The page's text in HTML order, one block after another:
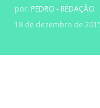
por: PEDRO - REDAÇÃO
18 de dezembro de